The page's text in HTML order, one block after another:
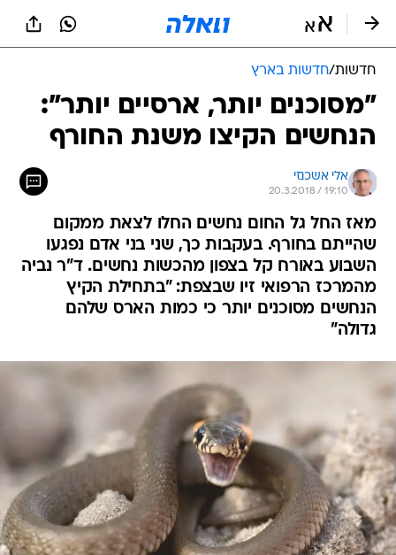
חדשות/חדשות בארץ
"מסוכנים יותר, ארסיים יותר":
הנחשים הקיצו משנת החורף
אלי אשכנזי
20.3.2018 / 19:10
מאז החל גל החום נחשים החלו לצאת ממקום
שהייתם בחורף. בעקבות כך, שני בני אדם נפגעו
השבוע באורח קל בצפון מהכשות נחשים. ד"ר נביה
מהמרכז הרפואי זיו שבצפת: "בתחילת הקיץ
הנחשים מסוכנים יותר כי כמות הארס שלהם
גדולה"